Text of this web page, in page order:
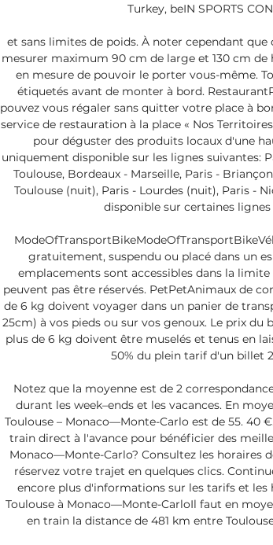
Turkey, beIN SPORTS
et sans limites de poids. À noter cependant
mesurer maximum 90 cm de large et 130 cm de
en mesure de pouvoir le porter vous-même.
étiquetés avant de monter à bord.
pouvez vous régaler sans quitter votre place à
service de restauration à la place « Nos
pour déguster des produits locaux d'une
uniquement disponible sur les lignes suivantes:
Toulouse, Bordeaux - Marseille, Paris -
Toulouse (nuit), Paris - Lourdes (nuit), Paris -
disponible sur certaines lignes
gratuitement, suspendu ou placé dans un
emplacements sont accessibles dans la
peuvent pas être réservés. PetPetAnimaux de
de 6 kg doivent voyager dans un panier de
25cm) à vos pieds ou sur vos genoux. Le prix du
plus de 6 kg doivent être muselés et tenus en
50% du plein tarif d'un billet
Notez que la moyenne est de 2
durant les week–ends et les vacances. En
Toulouse – Monaco—Monte-Carlo est de 55. 40
train direct à l'avance pour bénéficier des
Monaco—Monte-Carlo? Consultez les horaires
réservez votre trajet en quelques clics.
encore plus d'informations sur les tarifs et les
Toulouse à Monaco—Monte-CarloIl faut en
en train la distance de 481 km entre